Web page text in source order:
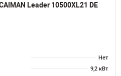
Leader 10500XL21 DE
Нет
9,2 кВт